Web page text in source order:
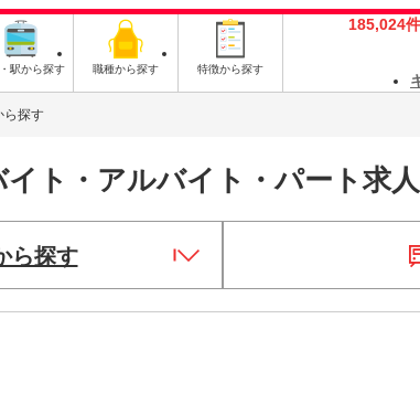
駅から探す 職種から探す 特徴から探す
185,024件
ら探す
ト・アルバイト・パート求
ら探す